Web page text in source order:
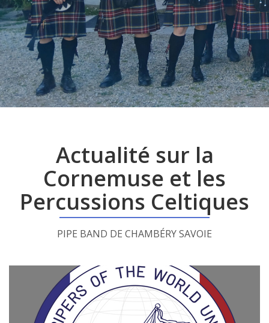
Actualité sur la
Cornemuse et les
Percussions Celtiques
PIPE BAND DE CHAMBÉRY SAVOIE
Lire la suite...